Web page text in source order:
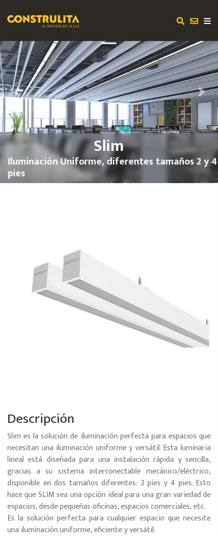
Slim
Iluminación Uniforme, diferentes tamaños 2 y 4
pies
Previous Next
Descripción
Slim es la solución de iluminación perfecta para espacios que
necesitan una iluminación uniforme y versátil. Esta luminaria
lineal está diseñada para una instalación rápida y sencilla,
gracias a su sistema interconectable mecánico/eléctrico,
disponible en dos tamaños diferentes: 2 pies y 4 pies. Esto
hace que SLIM sea una opción ideal para una gran variedad de
espacios, desde pequeñas oficinas, espacios comerciales, etc.
Es la solución perfecta para cualquier espacio que necesite
una iluminación uniforme, eficiente y versátil.